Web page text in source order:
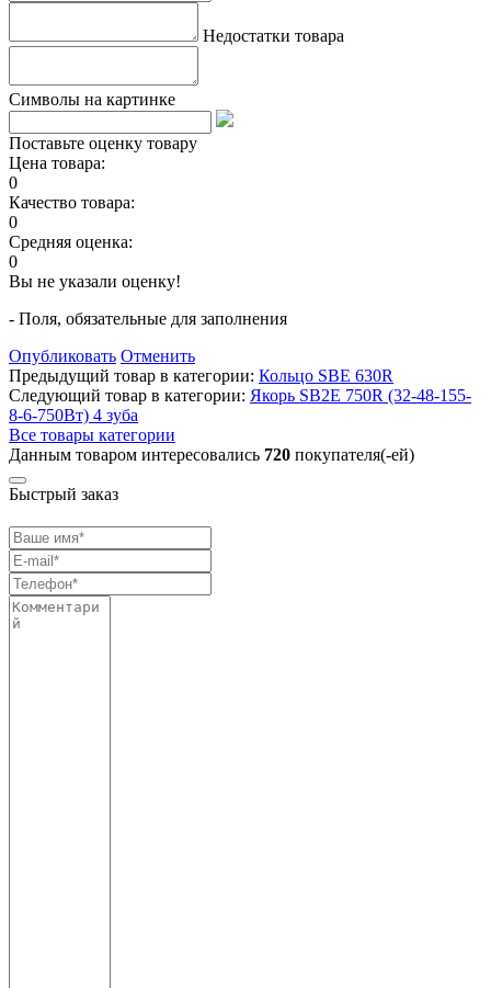
Недостатки товара
Символы на картинке
Поставьте оценку товару
Цена товара:
0
Качество товара:
0
Средняя оценка:
0
Вы не указали оценку!
- Поля, обязательные для заполнения
Опубликовать Отменить
Предыдущий товар в категории: Кольцо SBE 630R
Следующий товар в категории: Якорь SB2E 750R (32-48-155-
8-6-750Вт) 4 зуба
Все товары категории
Данным товаром интересовались 720 покупателя(-ей)
Быстрый заказ